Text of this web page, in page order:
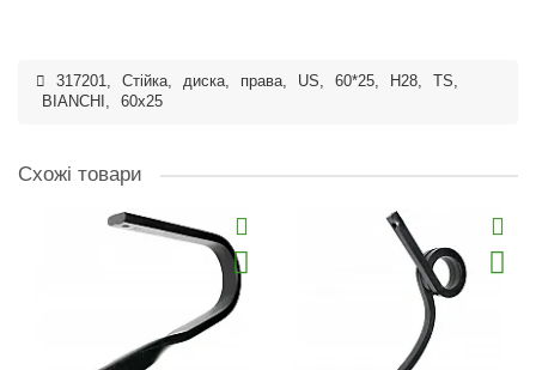
317201, Стійка, диска, права, US, 60*25, H28, TS,
BIANCHI , 60x25
Схожі товари